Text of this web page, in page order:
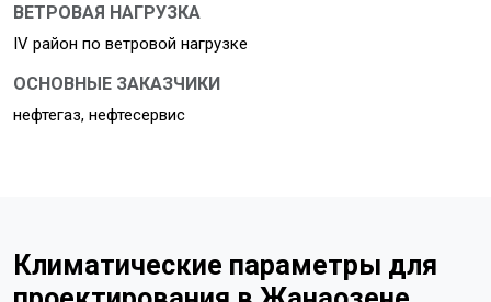
ВЕТРОВАЯ НАГРУЗКА
IV район по ветровой нагрузке
ОСНОВНЫЕ ЗАКАЗЧИКИ
нефтегаз, нефтесервис
Климатические параметры для